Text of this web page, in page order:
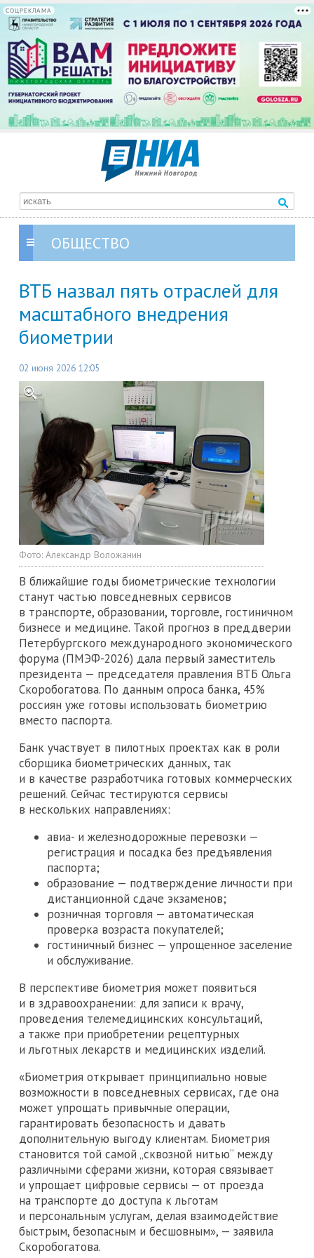
СОЦРЕКЛАМА
ОБЩЕСТВО
ВТБ назвал пять отраслей для
масштабного внедрения
биометрии
02 июня 2026 12:05
Фото: Александр Воложанин
В ближайшие годы биометрические технологии
станут частью повседневных сервисов
в транспорте, образовании, торговле, гостиничном
бизнесе и медицине. Такой прогноз в преддверии
Петербургского международного экономического
форума (ПМЭФ-2026) дала первый заместитель
президента — председателя правления ВТБ Ольга
Скоробогатова. По данным опроса банка, 45%
россиян уже готовы использовать биометрию
вместо паспорта.
Банк участвует в пилотных проектах как в роли
сборщика биометрических данных, так
и в качестве разработчика готовых коммерческих
решений. Сейчас тестируются сервисы
в нескольких направлениях:
авиа- и железнодорожные перевозки —
регистрация и посадка без предъявления
паспорта;
образование — подтверждение личности при
дистанционной сдаче экзаменов;
розничная торговля — автоматическая
проверка возраста покупателей;
гостиничный бизнес — упрощенное заселение
и обслуживание.
В перспективе биометрия может появиться
и в здравоохранении: для записи к врачу,
проведения телемедицинских консультаций,
а также при приобретении рецептурных
и льготных лекарств и медицинских изделий.
«Биометрия открывает принципиально новые
возможности в повседневных сервисах, где она
может упрощать привычные операции,
гарантировать безопасность и давать
дополнительную выгоду клиентам. Биометрия
становится той самой „сквозной нитью“ между
различными сферами жизни, которая связывает
и упрощает цифровые сервисы — от проезда
на транспорте до доступа к льготам
и персональным услугам, делая взаимодействие
быстрым, безопасным и бесшовным», — заявила
Скоробогатова.